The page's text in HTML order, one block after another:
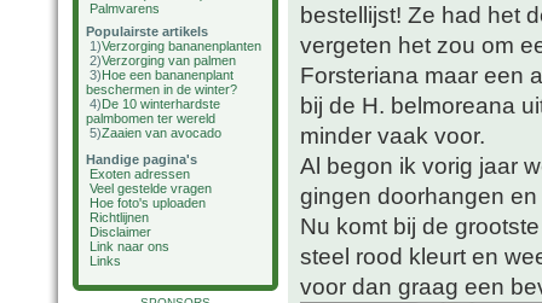
Palmvarens
Populairste artikels
1)Verzorging bananenplanten
2)Verzorging van palmen
3)Hoe een bananenplant
beschermen in de winter?
4)De 10 winterhardste
palmbomen ter wereld
5)Zaaien van avocado
Handige pagina's
Exoten adressen
Veel gestelde vragen
Hoe foto's uploaden
Richtlijnen
Disclaimer
Link naar ons
Links
bestellijst! Ze had het
vergeten het zou om
Forsteriana maar een
bij de H. belmoreana
minder vaak voor.
Al begon ik vorig jaar
gingen doorhangen
Nu komt bij de
steel rood kleurt en
voor dan graag een